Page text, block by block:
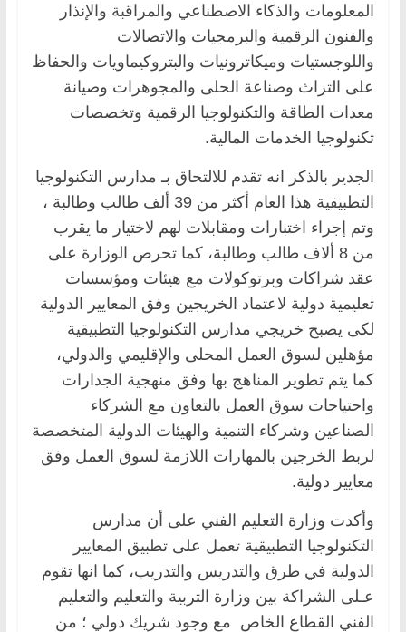
المعلومات والذكاء الاصطناعي والمراقبة والإنذار
والفنون الرقمية والبرمجيات والاتصالات
واللوجستيات وميكاترونيات والبتروكيماويات والحفاظ
على التراث وصناعة الحلى والمجوهرات وصيانة
معدات الطاقة والتكنولوجيا الرقمية وتخصصات
تكنولوجيا الخدمات المالية.
الجدير بالذكر انه تقدم للالتحاق بـ مدارس التكنولوجيا
التطبيقية هذا العام أكثر من 39 ألف طالب وطالبة ،
وتم إجراء اختبارات ومقابلات لهم لاختيار ما يقرب
من 8 ألاف طالب وطالبة، كما تحرص الوزارة على
عقد شراكات وبرتوكولات مع هيئات ومؤسسات
تعليمية دولية لاعتماد الخريجين وفق المعايير الدولية
لكى يصبح خريجي مدارس التكنولوجيا التطبيقية
مؤهلين لسوق العمل المحلى والإقليمي والدولي،
كما يتم تطوير المناهج بها وفق منهجية الجدارات
واحتياجات سوق العمل بالتعاون مع الشركاء
الصناعين وشركاء التنمية والهيئات الدولية المتخصصة
لربط الخرجين بالمهارات اللازمة لسوق العمل وفق
معايير دولية.
وأكدت وزارة التعليم الفني على أن مدارس
التكنولوجيا التطبيقية تعمل على تطبيق المعايير
الدولية في طرق والتدريس والتدريب، كما انها تقوم
عـلى الشراكة بين وزارة التربية والتعليم والتعليم
الفني القطاع الخاص مع وجود شريك دولي ؛ من